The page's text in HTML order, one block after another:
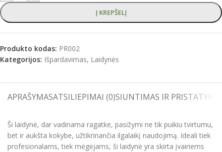
Į KREPŠELĮ
Produkto kodas: PR002
Kategorijos: Išpardavimas, Laidynės
APRAŠYMASATSILIEPIMAI (0)SIUNTIMAS IR
Ši laidynė, dar vadinama ragatke, pasižymi ne tik puikiu tvirtumu,
bet ir aukšta kokybe, užtikrinančia ilgalaikį naudojimą. Ideali tiek
profesionalams, tiek mėgėjams, ši laidynė yra skirta įvairiems